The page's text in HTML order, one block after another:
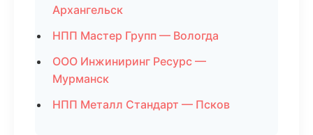
Архангельск
НПП Мастер Групп — Вологда
ООО Инжиниринг Ресурс —
Мурманск
НПП Металл Стандарт — Псков